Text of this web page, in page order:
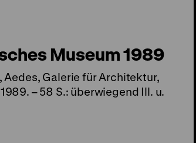
Museum 1989
Galerie für Architektur,
– 58 S.: überwiegend Ill. u.